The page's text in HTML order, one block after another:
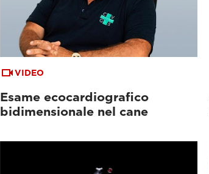
VIDEO
Esame ecocardiografico
bidimensionale nel cane